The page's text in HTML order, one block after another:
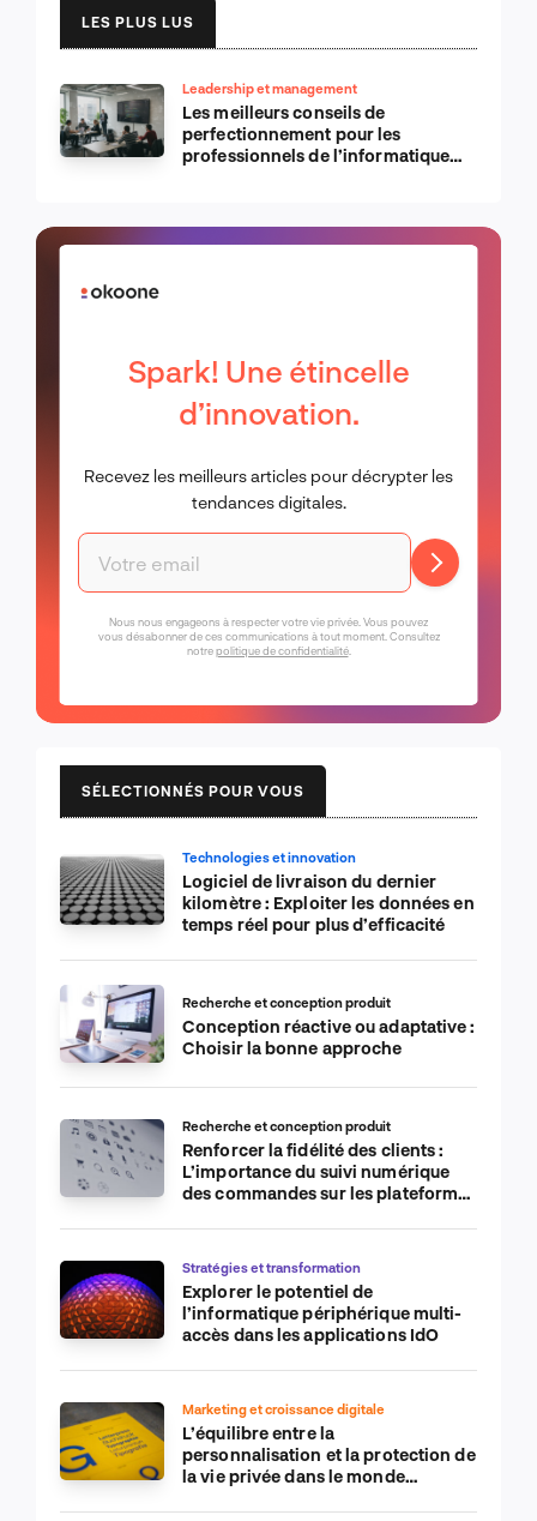
LES PLUS LUS
Leadership et management
Les meilleurs conseils de
perfectionnement pour les
professionnels de l’informatique
Spark! Une étincelle
d’innovation.
Recevez les meilleurs articles pour décrypter les
tendances digitales.
Nous nous engageons à respecter votre vie privée. Vous pouvez
vous désabonner de ces communications à tout moment. Consultez
notrepolitique de confidentialité.
SÉLECTIONNÉS POUR VOUS
Technologies et innovation
Logiciel de livraison du dernier
kilomètre : Exploiter les données en
temps réel pour plus d’efficacité
Recherche et conception produit
Conception réactive ou adaptative :
Choisir la bonne approche
Recherche et conception produit
Renforcer la fidélité des clients :
L’importance du suivi numérique
des commandes sur les plateformes
Stratégies et transformation
Explorer le potentiel de
l’informatique périphérique multi-
accès dans les applications IdO
Marketing et croissance digitale
L’équilibre entre la
personnalisation et la protection de
la vie privée dans le monde